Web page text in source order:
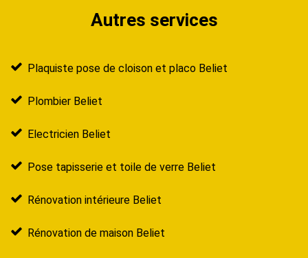
Autres services
Plaquiste pose de cloison et placo Beliet
Plombier Beliet
Electricien Beliet
Pose tapisserie et toile de verre Beliet
Rénovation intérieure Beliet
Rénovation de maison Beliet